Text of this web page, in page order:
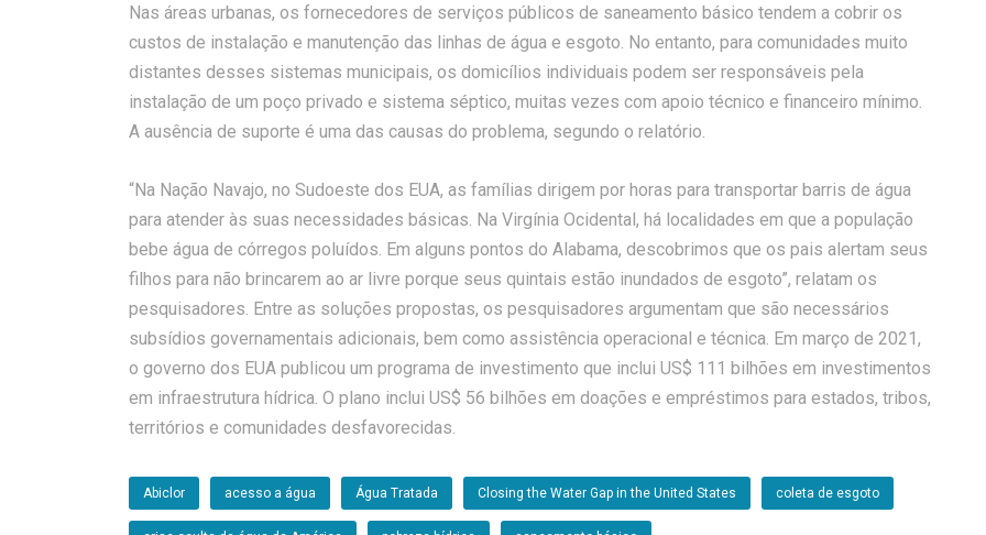
Nas áreas urbanas, os fornecedores de serviços públicos de saneamento básico tendem a cobrir os
custos de instalação e manutenção das linhas de água e esgoto. No entanto, para comunidades muito
distantes desses sistemas municipais, os domicílios individuais podem ser responsáveis ​​pela
instalação de um poço privado e sistema séptico, muitas vezes com apoio técnico e financeiro mínimo.
A ausência de suporte é uma das causas do problema, segundo o relatório.
“Na Nação Navajo, no Sudoeste dos EUA, as famílias dirigem por horas para transportar barris de água
para atender às suas necessidades básicas. Na Virgínia Ocidental, há localidades em que a população
bebe água de córregos poluídos. Em alguns pontos do Alabama, descobrimos que os pais alertam seus
filhos para não brincarem ao ar livre porque seus quintais estão inundados de esgoto”, relatam os
pesquisadores. Entre as soluções propostas, os pesquisadores argumentam que são necessários
subsídios governamentais adicionais, bem como assistência operacional e técnica. Em março de 2021,
o governo dos EUA publicou um programa de investimento que inclui US$ 111 bilhões em investimentos
em infraestrutura hídrica. O plano inclui US$ 56 bilhões em doações e empréstimos para estados, tribos,
territórios e comunidades desfavorecidas.
Abiclor acesso a água Água Tratada Closing the Water Gap in the United States coleta de esgoto